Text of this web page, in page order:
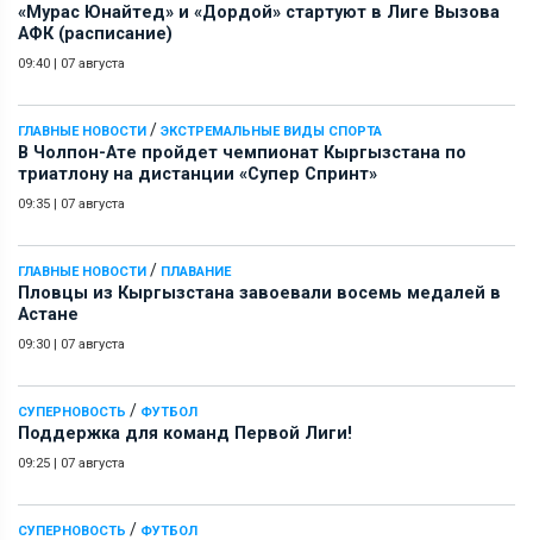
«Мурас Юнайтед» и «Дордой» стартуют в Лиге Вызова
АФК (расписание)
09:40 | 07 августа
ГЛАВНЫЕ НОВОСТИ / ЭКСТРЕМАЛЬНЫЕ ВИДЫ СПОРТА
В Чолпон-Ате пройдет чемпионат Кыргызстана по
триатлону на дистанции «Супер Спринт»
09:35 | 07 августа
ГЛАВНЫЕ НОВОСТИ / ПЛАВАНИЕ
Пловцы из Кыргызстана завоевали восемь медалей в
Астане
09:30 | 07 августа
СУПЕРНОВОСТЬ / ФУТБОЛ
Поддержка для команд Первой Лиги!
09:25 | 07 августа
СУПЕРНОВОСТЬ / ФУТБОЛ